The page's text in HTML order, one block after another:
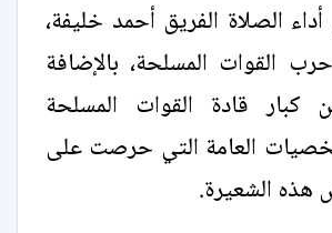
الصلاة الفريق أحمد خليفة،
القوات المسلحة، بالإضافة
قادة القوات المسلحة
العامة التي حرصت على
هذه الشعيرة.